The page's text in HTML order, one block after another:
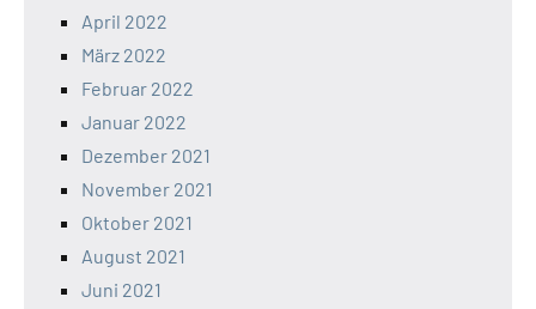
April 2022
März 2022
Februar 2022
Januar 2022
Dezember 2021
November 2021
Oktober 2021
August 2021
Juni 2021